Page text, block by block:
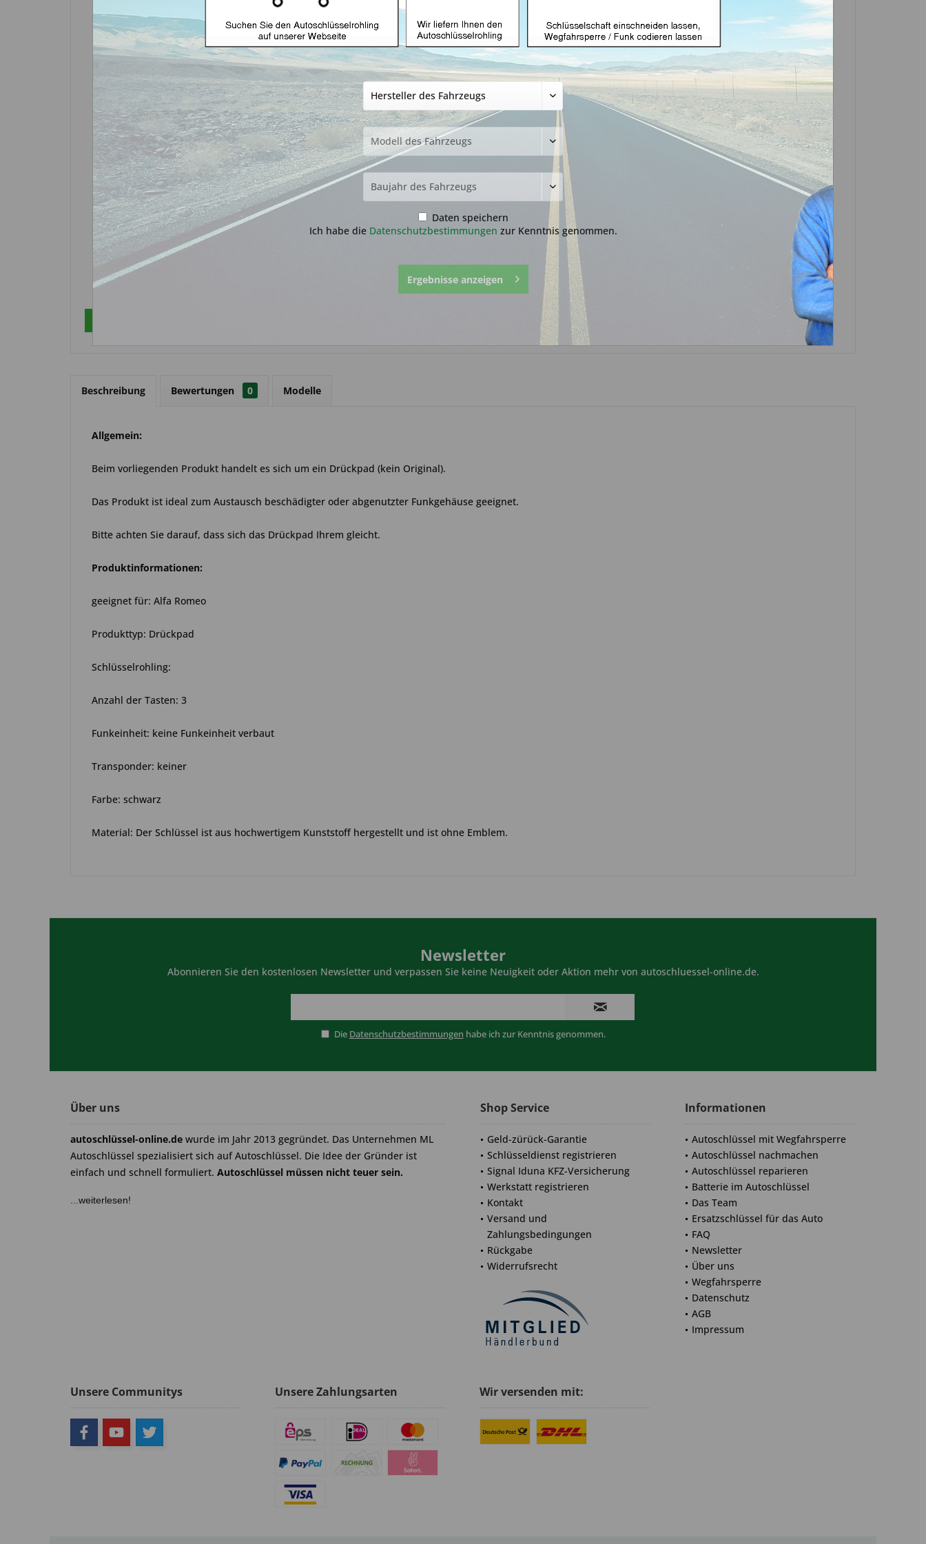
Tasten (Aftermarket Produkt)
12,99 € *
inkl. MwSt.zzgl. Versandkosten
Lieferzeit ca. 1-3 Werktage
In denWarenkorb
Fragen zum Artikel?
Artikel-Nr.:
Beschreibung Bewertungen 0 Modelle
Allgemein:
Beim vorliegenden Produkt handelt es sich um ein Drückpad (kein Original).
Das Produkt ist ideal zum Austausch beschädigter oder abgenutzter Funkgehäuse geeignet.
Bitte achten Sie darauf, dass sich das Drückpad Ihrem gleicht.
Produktinformationen:
geeignet für: Alfa Romeo
Produkttyp: Drückpad
Schlüsselrohling:
Anzahl der Tasten: 3
Funkeinheit: keine Funkeinheit verbaut
Transponder: keiner
Farbe: schwarz
Material: Der Schlüssel ist aus hochwertigem Kunststoff hergestellt und ist ohne Emblem.
Newsletter
Abonnieren Sie den kostenlosen Newsletter und verpassen Sie keine Neuigkeit oder Aktion mehr von autoschluessel-online.de.
Die Datenschutzbestimmungen habe ich zur Kenntnis genommen.
Über uns
autoschlüssel-online.de wurde im Jahr 2013 gegründet. Das Unternehmen ML
Autoschlüssel spezialisiert sich auf Autoschlüssel. Die Idee der Gründer ist
einfach und schnell formuliert. Autoschlüssel müssen nicht teuer sein.
...weiterlesen!
Shop Service
Geld-zürück-Garantie
Schlüsseldienst registrieren
Signal Iduna KFZ-Versicherung
Werkstatt registrieren
Kontakt
Versand und
Zahlungsbedingungen
Rückgabe
Widerrufsrecht
Informationen
Autoschlüssel mit Wegfahrsperre
Autoschlüssel nachmachen
Autoschlüssel reparieren
Batterie im Autoschlüssel
Das Team
Ersatzschlüssel für das Auto
FAQ
Newsletter
Über uns
Wegfahrsperre
Datenschutz
AGB
Impressum
Unsere Communitys Unsere Zahlungsarten Wir versenden mit:
Daten speichern
Ich habe die Datenschutzbestimmungen zur Kenntnis genommen.
Ergebnisse anzeigen